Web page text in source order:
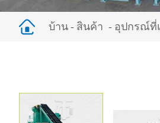
บ้าน สินค้า อุปกรณ์ที่